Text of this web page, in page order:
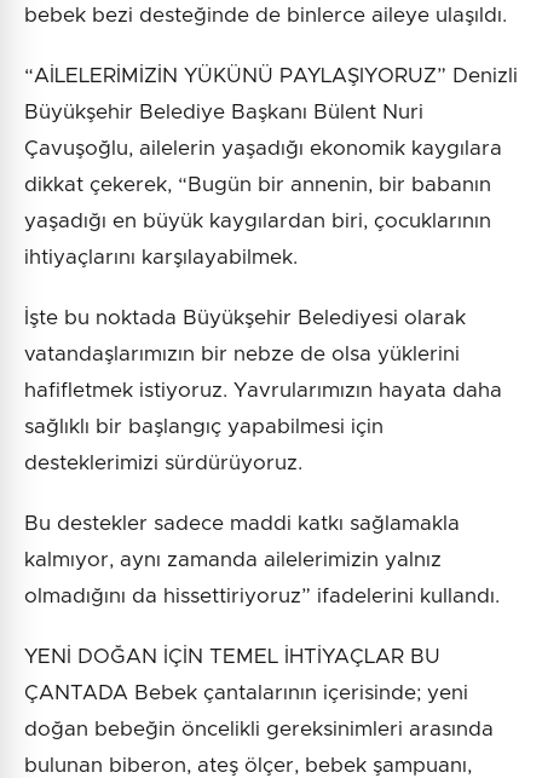
bebek bezi desteğinde de binlerce aileye ulaşıldı.
“AİLELERİMİZİN YÜKÜNÜ PAYLAŞIYORUZ” Denizli
Büyükşehir Belediye Başkanı Bülent Nuri
Çavuşoğlu, ailelerin yaşadığı ekonomik kaygılara
dikkat çekerek, “Bugün bir annenin, bir babanın
yaşadığı en büyük kaygılardan biri, çocuklarının
ihtiyaçlarını karşılayabilmek.
İşte bu noktada Büyükşehir Belediyesi olarak
vatandaşlarımızın bir nebze de olsa yüklerini
hafifletmek istiyoruz. Yavrularımızın hayata daha
sağlıklı bir başlangıç yapabilmesi için
desteklerimizi sürdürüyoruz.
Bu destekler sadece maddi katkı sağlamakla
kalmıyor, aynı zamanda ailelerimizin yalnız
olmadığını da hissettiriyoruz” ifadelerini kullandı.
YENİ DOĞAN İÇİN TEMEL İHTİYAÇLAR BU
ÇANTADA Bebek çantalarının içerisinde; yeni
doğan bebeğin öncelikli gereksinimleri arasında
bulunan biberon, ateş ölçer, bebek şampuanı,